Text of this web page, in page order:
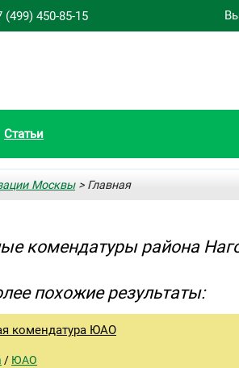
(499) 450-85-15
Статьи
Москвы> Главная
комендатуры района
похожие результаты:
комендатура ЮАО
/ ЮАО